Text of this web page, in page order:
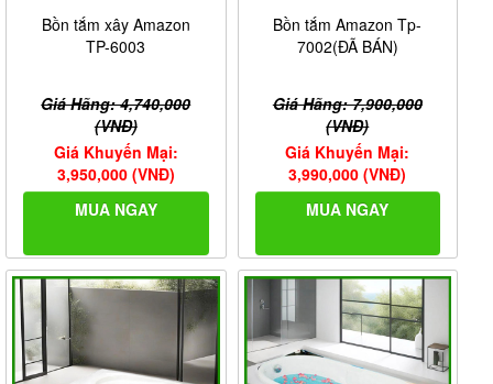
Bồn tắm xây Amazon
TP-6003
Giá Hãng: 4,740,000
(VNĐ)
Giá Khuyến Mại:
3,950,000 (VNĐ)
MUA NGAY
Bồn tắm Amazon Tp-
7002(ĐÃ BÁN)
Giá Hãng: 7,900,000
(VNĐ)
Giá Khuyến Mại:
3,990,000 (VNĐ)
MUA NGAY